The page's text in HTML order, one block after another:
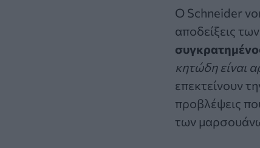
Ο Schneider
αποδείξεις των
κητώδη είναι
επεκτείνουν
προβλέψεις
των